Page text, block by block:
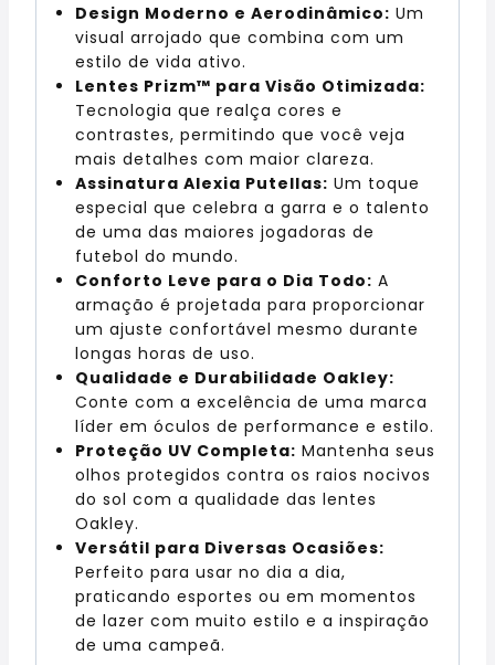
Design Moderno e Aerodinâmico: Um
visual arrojado que combina com um
estilo de vida ativo.
Lentes Prizm™ para Visão Otimizada:
Tecnologia que realça cores e
contrastes, permitindo que você veja
mais detalhes com maior clareza.
Assinatura Alexia Putellas: Um toque
especial que celebra a garra e o talento
de uma das maiores jogadoras de
futebol do mundo.
Conforto Leve para o Dia Todo: A
armação é projetada para proporcionar
um ajuste confortável mesmo durante
longas horas de uso.
Qualidade e Durabilidade Oakley:
Conte com a excelência de uma marca
líder em óculos de performance e estilo.
Proteção UV Completa: Mantenha seus
olhos protegidos contra os raios nocivos
do sol com a qualidade das lentes
Oakley.
Versátil para Diversas Ocasiões:
Perfeito para usar no dia a dia,
praticando esportes ou em momentos
de lazer com muito estilo e a inspiração
de uma campeã.